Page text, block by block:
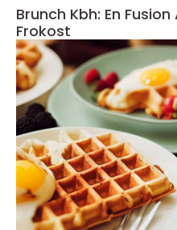
Brunch Kbh: En
Frokost